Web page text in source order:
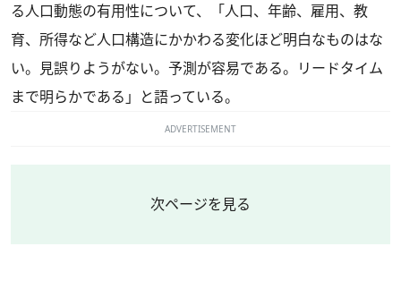
る人口動態の有用性について、「人口、年齢、雇用、教
育、所得など人口構造にかかわる変化ほど明白なものはな
い。見誤りようがない。予測が容易である。リードタイム
まで明らかである」と語っている。
ADVERTISEMENT
次ページを見る